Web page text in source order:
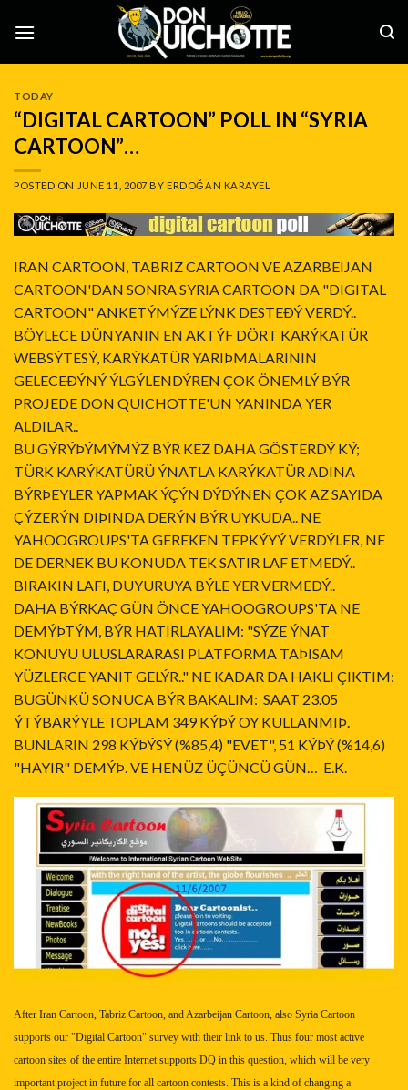
TODAY
“DIGITAL CARTOON” POLL IN “SYRIA
CARTOON”…
POSTED ON JUNE 11, 2007 BYERDOĞAN KARAYEL
IRAN CARTOON, TABRIZ CARTOON VE AZARBEIJAN
CARTOON'DAN SONRA SYRIA CARTOON DA "DIGITAL
CARTOON" ANKETÝMÝZE LÝNK DESTEÐÝ VERDÝ..
BÖYLECE DÜNYANIN EN AKTÝF DÖRT KARÝKATÜR
WEBSÝTESÝ, KARÝKATÜR YARIÞMALARININ
GELECEÐÝNÝ ÝLGÝLENDÝREN ÇOK ÖNEMLÝ BÝR
PROJEDE DON QUICHOTTE'UN YANINDA YER
ALDILAR..
BU GÝRÝÞÝMÝMÝZ BÝR KEZ DAHA GÖSTERDÝ KÝ;
TÜRK KARÝKATÜRÜ ÝNATLA KARÝKATÜR ADINA
BÝRÞEYLER YAPMAK ÝÇÝN DÝDÝNEN ÇOK AZ SAYIDA
ÇÝZERÝN DIÞINDA DERÝN BÝR UYKUDA.. NE
YAHOOGROUPS'TA GEREKEN TEPKÝYÝ VERDÝLER, NE
DE DERNEK BU KONUDA TEK SATIR LAF ETMEDÝ..
BIRAKIN LAFI, DUYURUYA BÝLE YER VERMEDÝ..
DAHA BÝRKAÇ GÜN ÖNCE YAHOOGROUPS'TA NE
DEMÝÞTÝM, BÝR HATIRLAYALIM: "SÝZE ÝNAT
KONUYU ULUSLARARASI PLATFORMA TAÞISAM
YÜZLERCE YANIT GELÝR.." NE KADAR DA HAKLI ÇIKTIM:
BUGÜNKÜ SONUCA BÝR BAKALIM: SAAT 23.05
ÝTÝBARÝYLE TOPLAM 349 KÝÞÝ OY KULLANMIÞ.
BUNLARIN 298 KÝÞÝSÝ (%85,4) "EVET", 51 KÝÞÝ (%14,6)
"HAYIR" DEMÝÞ. VE HENÜZ ÜÇÜNCÜ GÜN… E.K.
After Iran Cartoon, Tabriz Cartoon, and Azarbeijan Cartoon, also Syria Cartoon
supports our "Digital Cartoon" survey with their link to us. Thus four most active
cartoon sites of the entire Internet supports DQ in this question, which will be very
important project in future for all cartoon contests. This is a kind of changing a